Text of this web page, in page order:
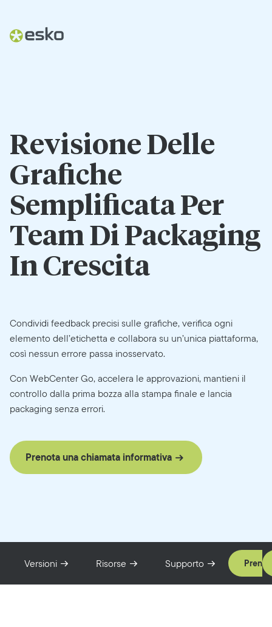
Revisione Delle
Grafiche
Semplificata Per
Team Di Packaging
In Crescita
Condividi feedback precisi sulle grafiche, verifica ogni
elemento dell’etichetta e collabora su un’unica piattaforma,
così nessun errore passa inosservato.
Con WebCenter Go, accelera le approvazioni, mantieni il
controllo dalla prima bozza alla stampa finale e lancia
packaging senza errori.
Prenota una chiamata informativa
Versioni Risorse Supporto